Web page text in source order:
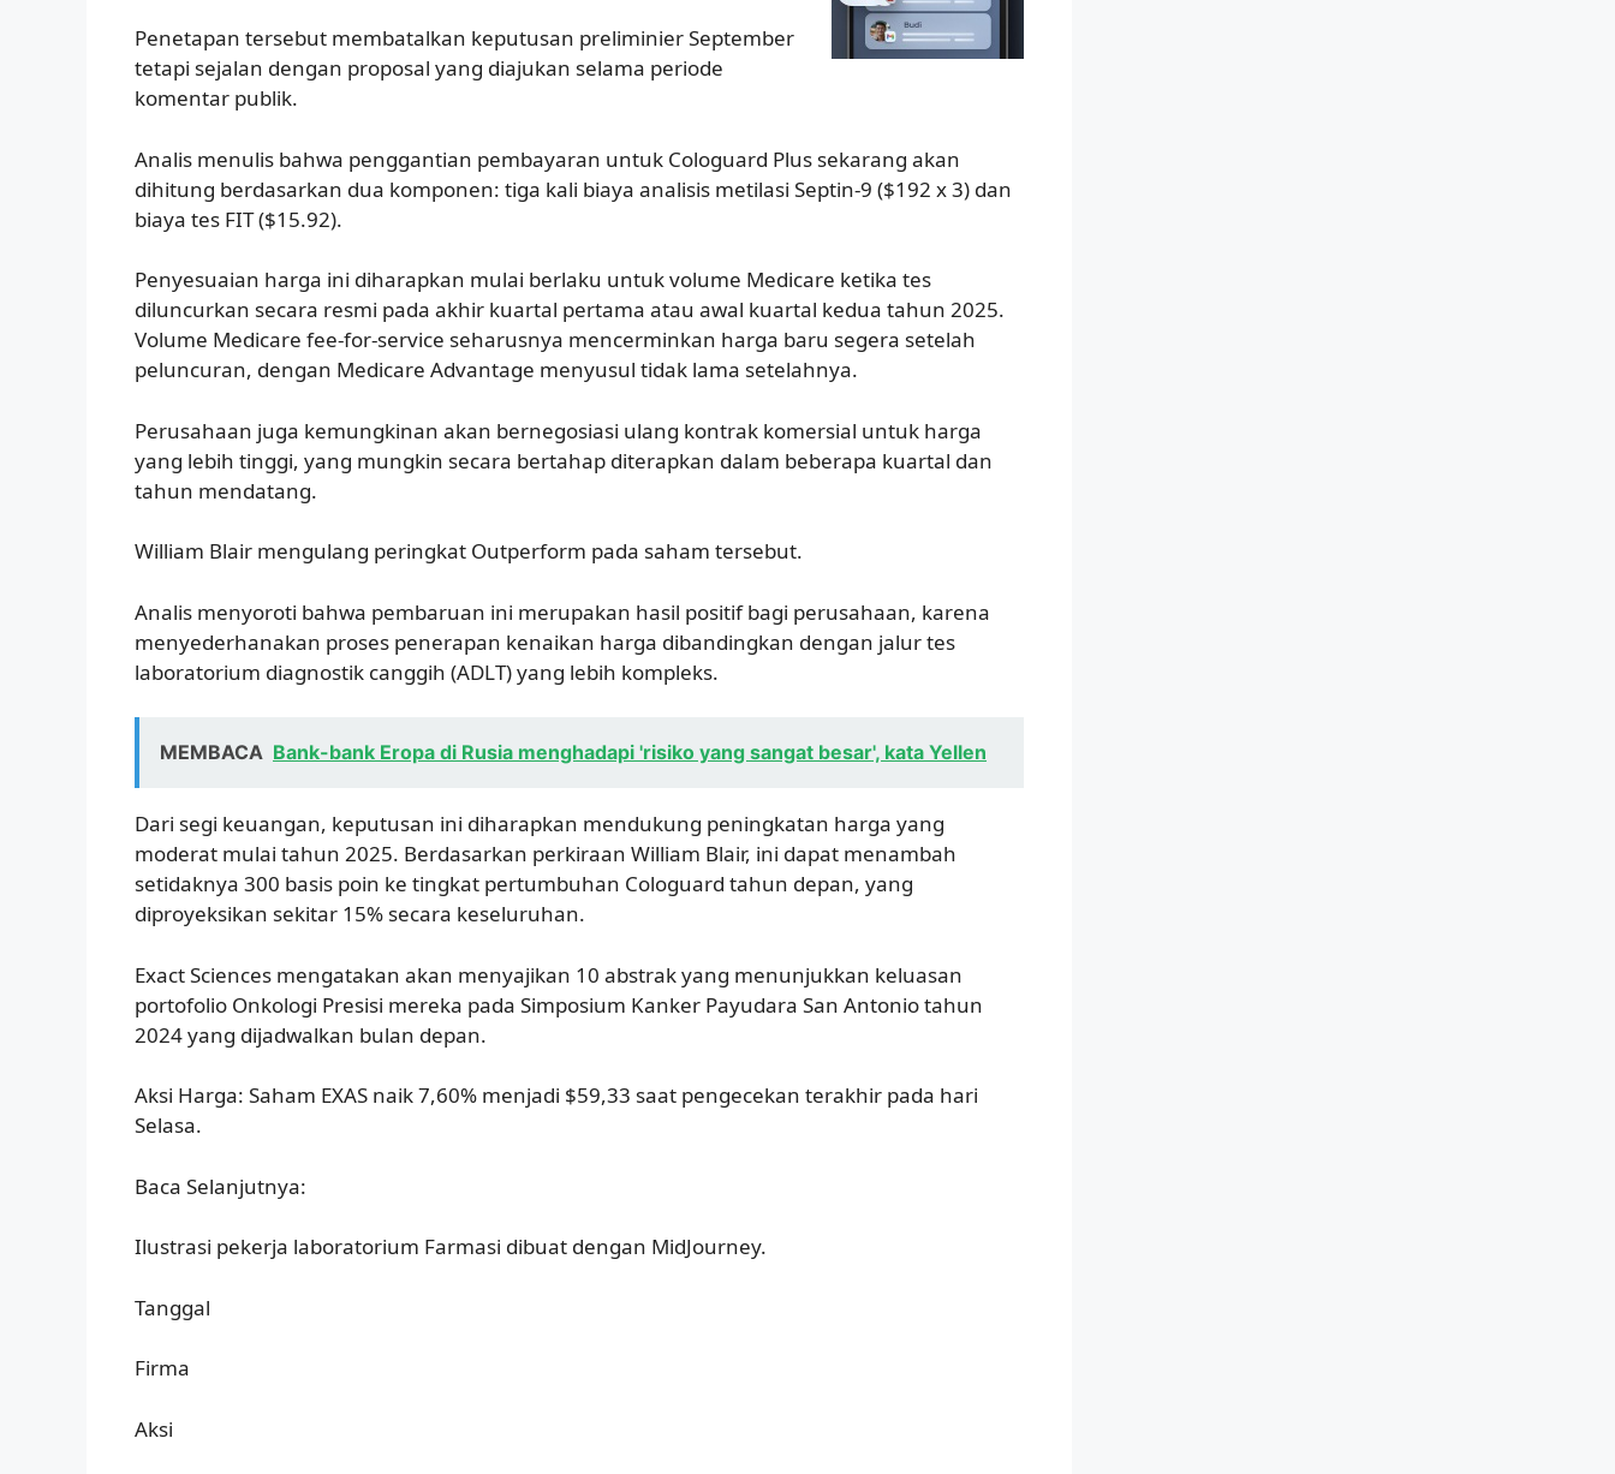
Penetapan tersebut membatalkan keputusan preliminier September
tetapi sejalan dengan proposal yang diajukan selama periode
komentar publik.
Analis menulis bahwa penggantian pembayaran untuk Cologuard Plus sekarang akan
dihitung berdasarkan dua komponen: tiga kali biaya analisis metilasi Septin-9 ($192 x 3) dan
biaya tes FIT ($15.92).
Penyesuaian harga ini diharapkan mulai berlaku untuk volume Medicare ketika tes
diluncurkan secara resmi pada akhir kuartal pertama atau awal kuartal kedua tahun 2025.
Volume Medicare fee-for-service seharusnya mencerminkan harga baru segera setelah
peluncuran, dengan Medicare Advantage menyusul tidak lama setelahnya.
Perusahaan juga kemungkinan akan bernegosiasi ulang kontrak komersial untuk harga
yang lebih tinggi, yang mungkin secara bertahap diterapkan dalam beberapa kuartal dan
tahun mendatang.
William Blair mengulang peringkat Outperform pada saham tersebut.
Analis menyoroti bahwa pembaruan ini merupakan hasil positif bagi perusahaan, karena
menyederhanakan proses penerapan kenaikan harga dibandingkan dengan jalur tes
laboratorium diagnostik canggih (ADLT) yang lebih kompleks.
MEMBACA Bank-bank Eropa di Rusia menghadapi 'risiko yang sangat besar', kata Yellen
Dari segi keuangan, keputusan ini diharapkan mendukung peningkatan harga yang
moderat mulai tahun 2025. Berdasarkan perkiraan William Blair, ini dapat menambah
setidaknya 300 basis poin ke tingkat pertumbuhan Cologuard tahun depan, yang
diproyeksikan sekitar 15% secara keseluruhan.
Exact Sciences mengatakan akan menyajikan 10 abstrak yang menunjukkan keluasan
portofolio Onkologi Presisi mereka pada Simposium Kanker Payudara San Antonio tahun
2024 yang dijadwalkan bulan depan.
Aksi Harga: Saham EXAS naik 7,60% menjadi $59,33 saat pengecekan terakhir pada hari
Selasa.
Baca Selanjutnya:
Ilustrasi pekerja laboratorium Farmasi dibuat dengan MidJourney.
Tanggal
Firma
Aksi